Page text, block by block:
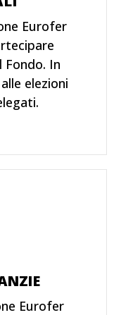
Eurofer
In
elezioni
Eurofer